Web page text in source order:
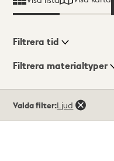
Visningsläge
Filtrera tid
Filtrera materialtyper
träffar
Valda filter:Ljud